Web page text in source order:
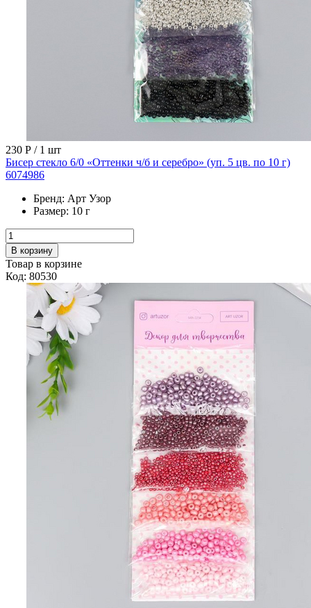
230 Р / 1 шт
Бисер стекло 6/0 «Оттенки ч/б и серебро» (уп. 5 цв. по 10 г)
6074986
Бренд: Арт Узор
Размер: 10 г
В корзину
Товар в корзине
Код: 80530